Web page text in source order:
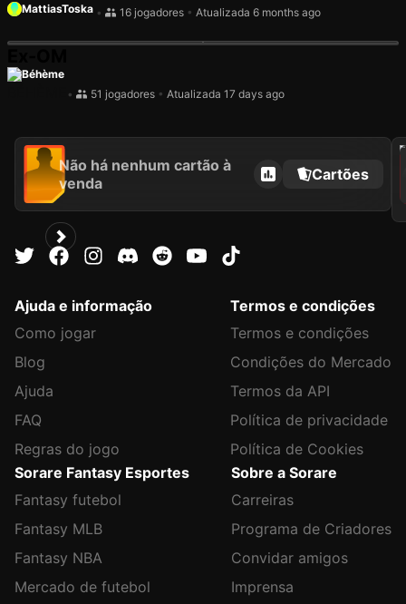
MattiasToska • 16 jogadores • Atualizada 6 months ago
Béhème
•
51 jogadores • Atualizada 17 days ago
Não há nenhum cartão à
venda
Cartões
2024
Ajuda e informação
Como jogar
Blog
Ajuda
FAQ
Regras do jogo
Termos e condições
Termos e condições
Condições do Mercado
Termos da API
Política de privacidade
Política de Cookies
Sorare Fantasy Esportes
Fantasy futebol
Fantasy MLB
Fantasy NBA
Mercado de futebol
Sobre a Sorare
Carreiras
Programa de Criadores
Convidar amigos
Imprensa